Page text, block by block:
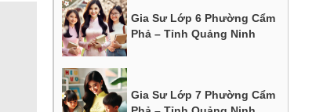
Gia Sư Lớp 6 Phường Cẩm
Phả – Tỉnh Quảng Ninh
Gia Sư Lớp 7 Phường Cẩm